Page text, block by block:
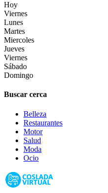
Hoy
Viernes
Lunes
Martes
Miercoles
Jueves
Viernes
Sábado
Domingo
Buscar cerca
Belleza
Restaurantes
Motor
Salud
Moda
Ocio